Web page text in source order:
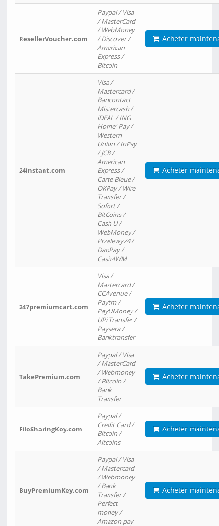
ResellerVoucher.com
Paypal / Visa
/ MasterCard
/ WebMoney
/ Discover /
American
Express /
Bitcoin
Acheter
24instant.com
Visa /
Mastercard /
Bancontact
Mistercash /
iDEAL / ING
Home' Pay /
Western
Union / InPay
/ JCB /
American
Express /
Carte Bleue /
OKPay / Wire
Transfer /
Sofort /
BitCoins /
Cash U /
WebMoney /
Przelewy24 /
DaoPay /
Cash4WM
Acheter
247premiumcart.com
Visa /
Mastercard /
CCAvenue /
Paytm /
PayUMoney /
UPi Transfer /
Paysera /
Banktransfer
Acheter
TakePremium.com
Paypal / Visa
/ MasterCard
/ Webmoney
/ Bitcoin /
Bank
Transfer
Acheter
FileSharingKey.com
Paypal /
Credit Card /
Bitcoin /
Altcoins
Acheter
BuyPremiumKey.com
Paypal / Visa
/ Mastercard
/ Webmoney
/ Bank
Transfer /
Perfect
money /
Amazon pay
Acheter